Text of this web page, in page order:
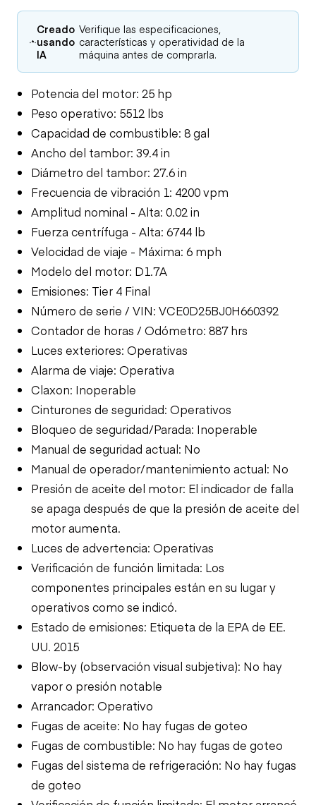
Creado
usando
IA
Verifique las especificaciones,
características y operatividad de la
máquina antes de comprarla.
Potencia del motor: 25 hp
Peso operativo: 5512 lbs
Capacidad de combustible: 8 gal
Ancho del tambor: 39.4 in
Diámetro del tambor: 27.6 in
Frecuencia de vibración 1: 4200 vpm
Amplitud nominal - Alta: 0.02 in
Fuerza centrífuga - Alta: 6744 lb
Velocidad de viaje - Máxima: 6 mph
Modelo del motor: D1.7A
Emisiones: Tier 4 Final
Número de serie / VIN: VCE0D25BJ0H660392
Contador de horas / Odómetro: 887 hrs
Luces exteriores: Operativas
Alarma de viaje: Operativa
Claxon: Inoperable
Cinturones de seguridad: Operativos
Bloqueo de seguridad/Parada: Inoperable
Manual de seguridad actual: No
Manual de operador/mantenimiento actual: No
Presión de aceite del motor: El indicador de falla
se apaga después de que la presión de aceite del
motor aumenta.
Luces de advertencia: Operativas
Verificación de función limitada: Los
componentes principales están en su lugar y
operativos como se indicó.
Estado de emisiones: Etiqueta de la EPA de EE.
UU. 2015
Blow-by (observación visual subjetiva): No hay
vapor o presión notable
Arrancador: Operativo
Fugas de aceite: No hay fugas de goteo
Fugas de combustible: No hay fugas de goteo
Fugas del sistema de refrigeración: No hay fugas
de goteo